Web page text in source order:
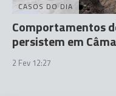
CASOS DO DIA
Comportamentos
persistem em
2 Fev 12:27